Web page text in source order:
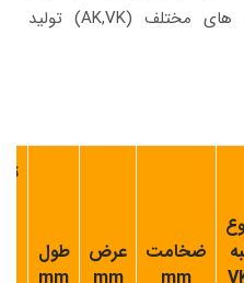
(FM) با ضخامت ،طول و لبه های مختلف (AK,VK) تولید
ضخامت
عرض
طول